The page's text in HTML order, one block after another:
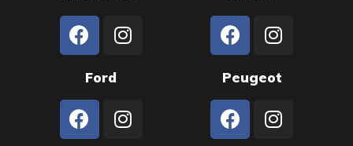
Ford Peugeot